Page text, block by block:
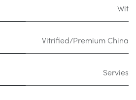
Wit
Vitrified/Premium China
Servies